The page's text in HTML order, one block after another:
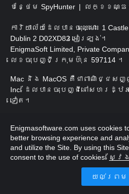
បន្ថែម SpyHunter
លក្ខខណ្ឌប
ការិយាល័យដែលបានចុះឈ្មោះ៖ 1
Dublin 2 D02XD82 អៀរឡង់។
EnigmaSoft Limited, Private
លេខចុះបញ្ជីក្រុមហ៊ុន 597114 ។
Mac និង MacOS គឺជាពាណិជ្ជ
Inc. ដែលបានចុះបញ្ជីនៅសហរដ្ឋ
ទៀត។
គ្រប់យ៉ាង។
Enigmasoftware.com uses cookies
better browsing experience and
and utilize the Site. By using this
consent to the use of cookies. ស្វែ